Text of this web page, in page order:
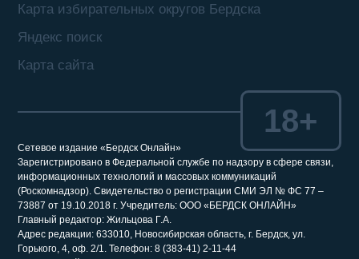
Карта избирательных округов Бердска
Яндекс поиск
Карта сайта
Сетевое издание «Бердск Онлайн»
Зарегистрировано в Федеральной службе по надзору в сфере связи,
информационных технологий и массовых коммуникаций
(Роскомнадзор). Свидетельство о регистрации СМИ ЭЛ № ФС 77 –
73887 от 19.10.2018 г. Учредитель: ООО «БЕРДСК ОНЛАЙН»
Главный редактор: Жильцова Г.А.
Адрес редакции: 633010, Новосибирская область, г. Бердск, ул.
Горького, 4, оф. 2/1. Телефон: 8 (383-41) 2-11-44
18+